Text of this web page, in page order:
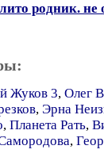
родник. не
Жуков 3, Олег
, Эрна
, Планета Рать,
,